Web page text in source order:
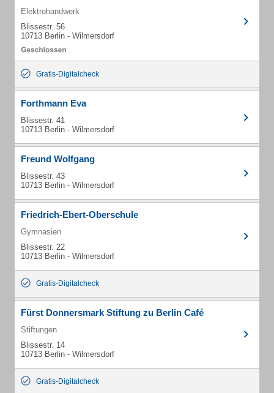
Elektrohandwerk
Blissestr. 56
10713 Berlin - Wilmersdorf
Gratis-Digitalcheck
Forthmann Eva
Blissestr. 41
10713 Berlin - Wilmersdorf
Freund Wolfgang
Blissestr. 43
10713 Berlin - Wilmersdorf
Friedrich-Ebert-Oberschule
Gymnasien
Blissestr. 22
10713 Berlin - Wilmersdorf
Gratis-Digitalcheck
Fürst Donnersmark Stiftung zu Berlin Café
Stiftungen
Blissestr. 14
10713 Berlin - Wilmersdorf
Gratis-Digitalcheck